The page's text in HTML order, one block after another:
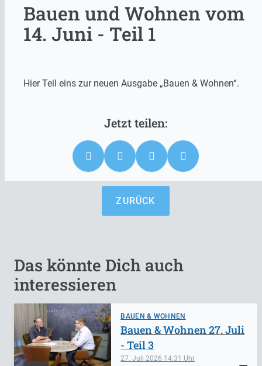
Bauen und Wohnen vom
14. Juni - Teil 1
Hier Teil eins zur neuen Ausgabe „Bauen & Wohnen“.
ZURÜCK
Das könnte Dich auch
interessieren
BAUEN & WOHNEN
27. Juli 2026 14:31
Bauen & Wohnen 27. Juli
- Teil 3